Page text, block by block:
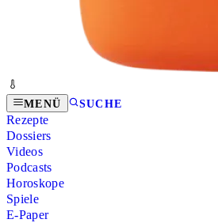
MENÜ SUCHE
Rezepte
Dossiers
Videos
Podcasts
Horoskope
Spiele
E-Paper